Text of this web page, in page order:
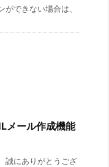
できない場合は、
メール作成機能
誠にありがとうござ